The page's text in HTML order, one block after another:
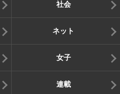
社会
ネット
女子
連載